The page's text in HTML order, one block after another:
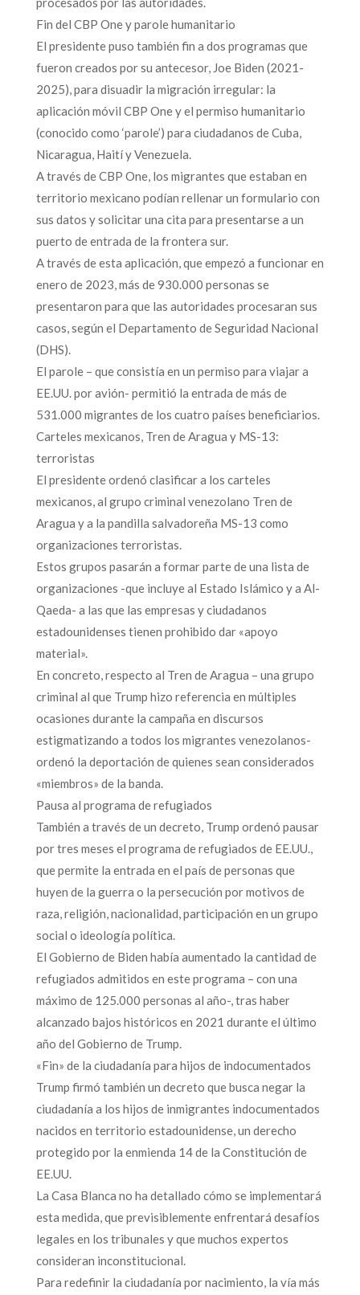
Fin del CBP One y parole humanitario
El presidente puso también fin a dos programas que
fueron creados por su antecesor, Joe Biden (2021-
2025), para disuadir la migración irregular: la
aplicación móvil CBP One y el permiso humanitario
(conocido como ‘parole’) para ciudadanos de Cuba,
Nicaragua, Haití y Venezuela.
A través de CBP One, los migrantes que estaban en
territorio mexicano podían rellenar un formulario con
sus datos y solicitar una cita para presentarse a un
puerto de entrada de la frontera sur.
A través de esta aplicación, que empezó a funcionar en
enero de 2023, más de 930.000 personas se
presentaron para que las autoridades procesaran sus
casos, según el Departamento de Seguridad Nacional
(DHS).
El parole – que consistía en un permiso para viajar a
EE.UU. por avión- permitió la entrada de más de
531.000 migrantes de los cuatro países beneficiarios.
Carteles mexicanos, Tren de Aragua y MS-13:
terroristas
El presidente ordenó clasificar a los carteles
mexicanos, al grupo criminal venezolano Tren de
Aragua y a la pandilla salvadoreña MS-13 como
organizaciones terroristas.
Estos grupos pasarán a formar parte de una lista de
organizaciones -que incluye al Estado Islámico y a Al-
Qaeda- a las que las empresas y ciudadanos
estadounidenses tienen prohibido dar «apoyo
material».
En concreto, respecto al Tren de Aragua – una grupo
criminal al que Trump hizo referencia en múltiples
ocasiones durante la campaña en discursos
estigmatizando a todos los migrantes venezolanos-
ordenó la deportación de quienes sean considerados
«miembros» de la banda.
Pausa al programa de refugiados
También a través de un decreto, Trump ordenó pausar
por tres meses el programa de refugiados de EE.UU.,
que permite la entrada en el país de personas que
huyen de la guerra o la persecución por motivos de
raza, religión, nacionalidad, participación en un grupo
social o ideología política.
El Gobierno de Biden había aumentado la cantidad de
refugiados admitidos en este programa – con una
máximo de 125.000 personas al año-, tras haber
alcanzado bajos históricos en 2021 durante el último
año del Gobierno de Trump.
«Fin» de la ciudadanía para hijos de indocumentados
Trump firmó también un decreto que busca negar la
ciudadanía a los hijos de inmigrantes indocumentados
nacidos en territorio estadounidense, un derecho
protegido por la enmienda 14 de la Constitución de
EE.UU.
La Casa Blanca no ha detallado cómo se implementará
esta medida, que previsiblemente enfrentará desafíos
legales en los tribunales y que muchos expertos
consideran inconstitucional.
Para redefinir la ciudadanía por nacimiento, la vía más